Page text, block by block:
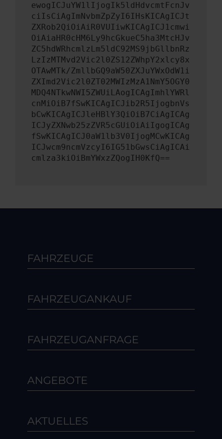
ewogICJuYW1lIjogIk5ldHdvcmtFcnJv
ciIsCiAgImNvbmZpZyI6IHsKICAgICJt
ZXRob2QiOiAiR0VUIiwKICAgICJ1cmwi
OiAiaHR0cHM6Ly9hcGkueC5ha3MtcHJv
ZC5hdWRhcmlzLm5ldC92MS9jbGllbnRz
LzIzMTMvd2Vic2l0ZS12ZWhpY2xlcy8x
OTAwMTk/ZmllbGQ9aW50ZXJuYWxOdW1i
ZXImd2Vic2l0ZT02MWIzMzA1NmY5OGY0
MDQ4NTkwNWI5ZWUiLAogICAgImhlYWRl
cnMiOiB7fSwKICAgICJib2R5IjogbnVs
bCwKICAgICJleHBlY3QiOiB7CiAgICAg
ICJyZXNwb25zZVR5cGUiOiAiIgogICAg
fSwKICAgICJ0aW1lb3V0IjogMCwKICAg
ICJwcm9ncmVzcyI6IG51bGwsCiAgICAi
cmlza3kiOiBmYWxzZQogIH0KfQ==
FAHRZEUGE
FAHRZEUGANKAUF
FAHRZEUGANFRAGE
ANGEBOTE
AKTUELLES